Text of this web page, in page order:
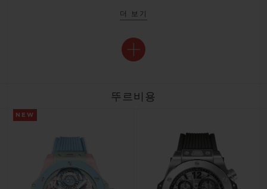
더 보기
뚜르비용
NEW